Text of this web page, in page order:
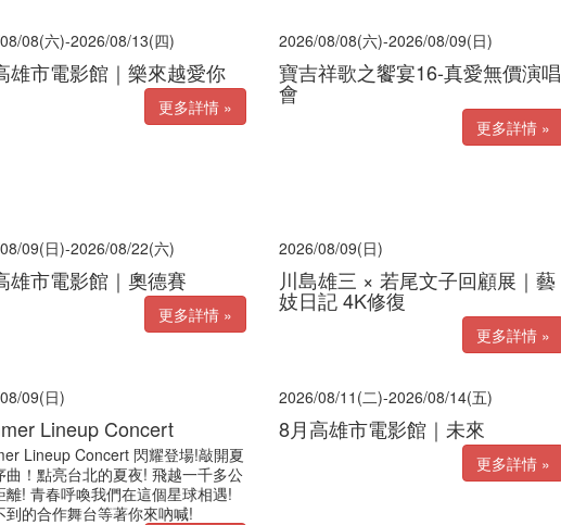
08(六)-2026/08/13(四)
雄市電影館｜樂來越愛你
更多詳情 »
2026/08/08(六)-2026/08/09(日)
寶吉祥歌之饗宴16-真愛無價演唱
會
更多詳情 »
09(日)-2026/08/22(六)
雄市電影館｜奧德賽
更多詳情 »
2026/08/09(日)
川島雄三 × 若尾文子回顧展｜藝
妓日記 4K修復
更多詳情 »
09(日)
Lineup Concert
Lineup Concert 閃耀登場!敲開夏
曲！點亮台北的夏夜! 飛越一千多公
離! 青春呼喚我們在這個星球相遇!
到的合作舞台等著你來吶喊!
2026/08/11(二)-2026/08/14(五)
8月高雄市電影館｜未來
更多詳情 »